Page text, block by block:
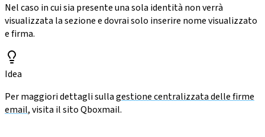
Nel caso in cui sia presente una sola identità non verrà
visualizzata la sezione e dovrai solo inserire nome visualizzato
e firma.
Idea
Per maggiori dettagli sullagestione centralizzata delle firme
email, visita il sito Qboxmail.